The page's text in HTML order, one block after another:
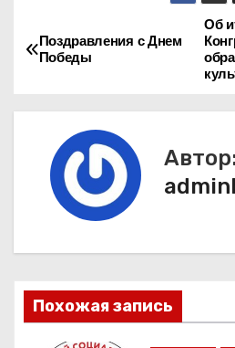
Н
а
в
ц
и
Об
Поздравления с Днем
Победы
Похожая запись